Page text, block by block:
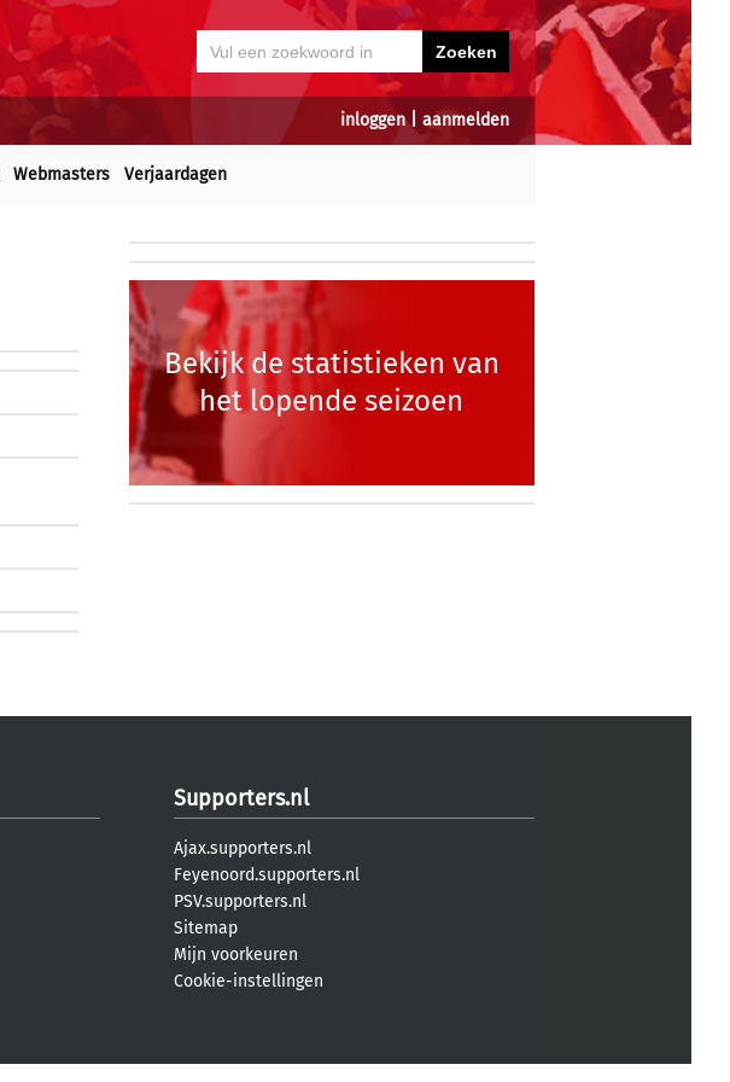
inloggen| aanmelden
Webmasters Verjaardagen
Bekijk de statistieken van
het lopende seizoen
Supporters.nl
Ajax.supporters.nl
Feyenoord.supporters.nl
PSV.supporters.nl
Sitemap
Mijn voorkeuren
Cookie-instellingen